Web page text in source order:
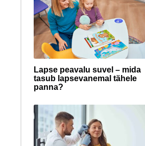
Lapse peavalu suvel – mida
tasub lapsevanemal tähele
panna?